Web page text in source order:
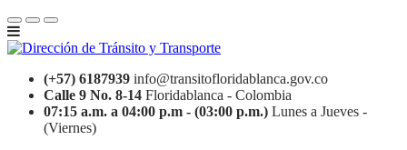
(+57) 6187939 info@transitofloridablanca.gov.co
Calle 9 No. 8-14 Floridablanca - Colombia
07:15 a.m. a 04:00 p.m - (03:00 p.m.) Lunes a Jueves -
(Viernes)